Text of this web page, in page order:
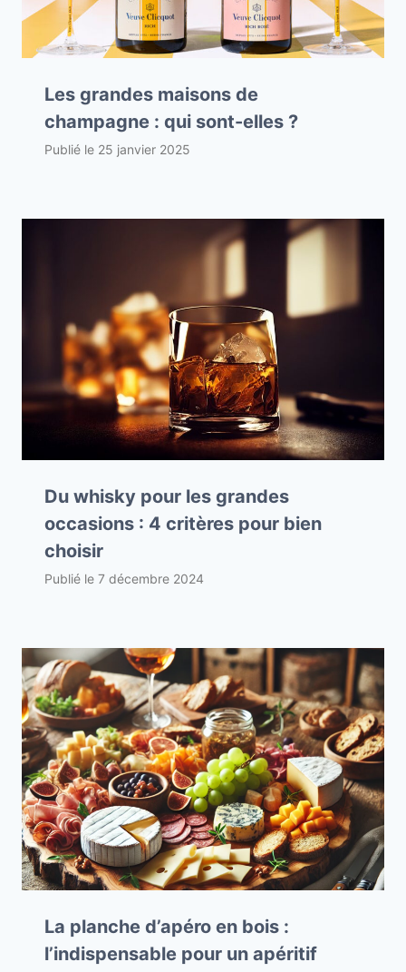
Les grandes maisons de
champagne : qui sont-elles ?
Publié le 25 janvier 2025
Du whisky pour les grandes
occasions : 4 critères pour bien
choisir
Publié le 7 décembre 2024
La planche d’apéro en bois :
l’indispensable pour un apéritif